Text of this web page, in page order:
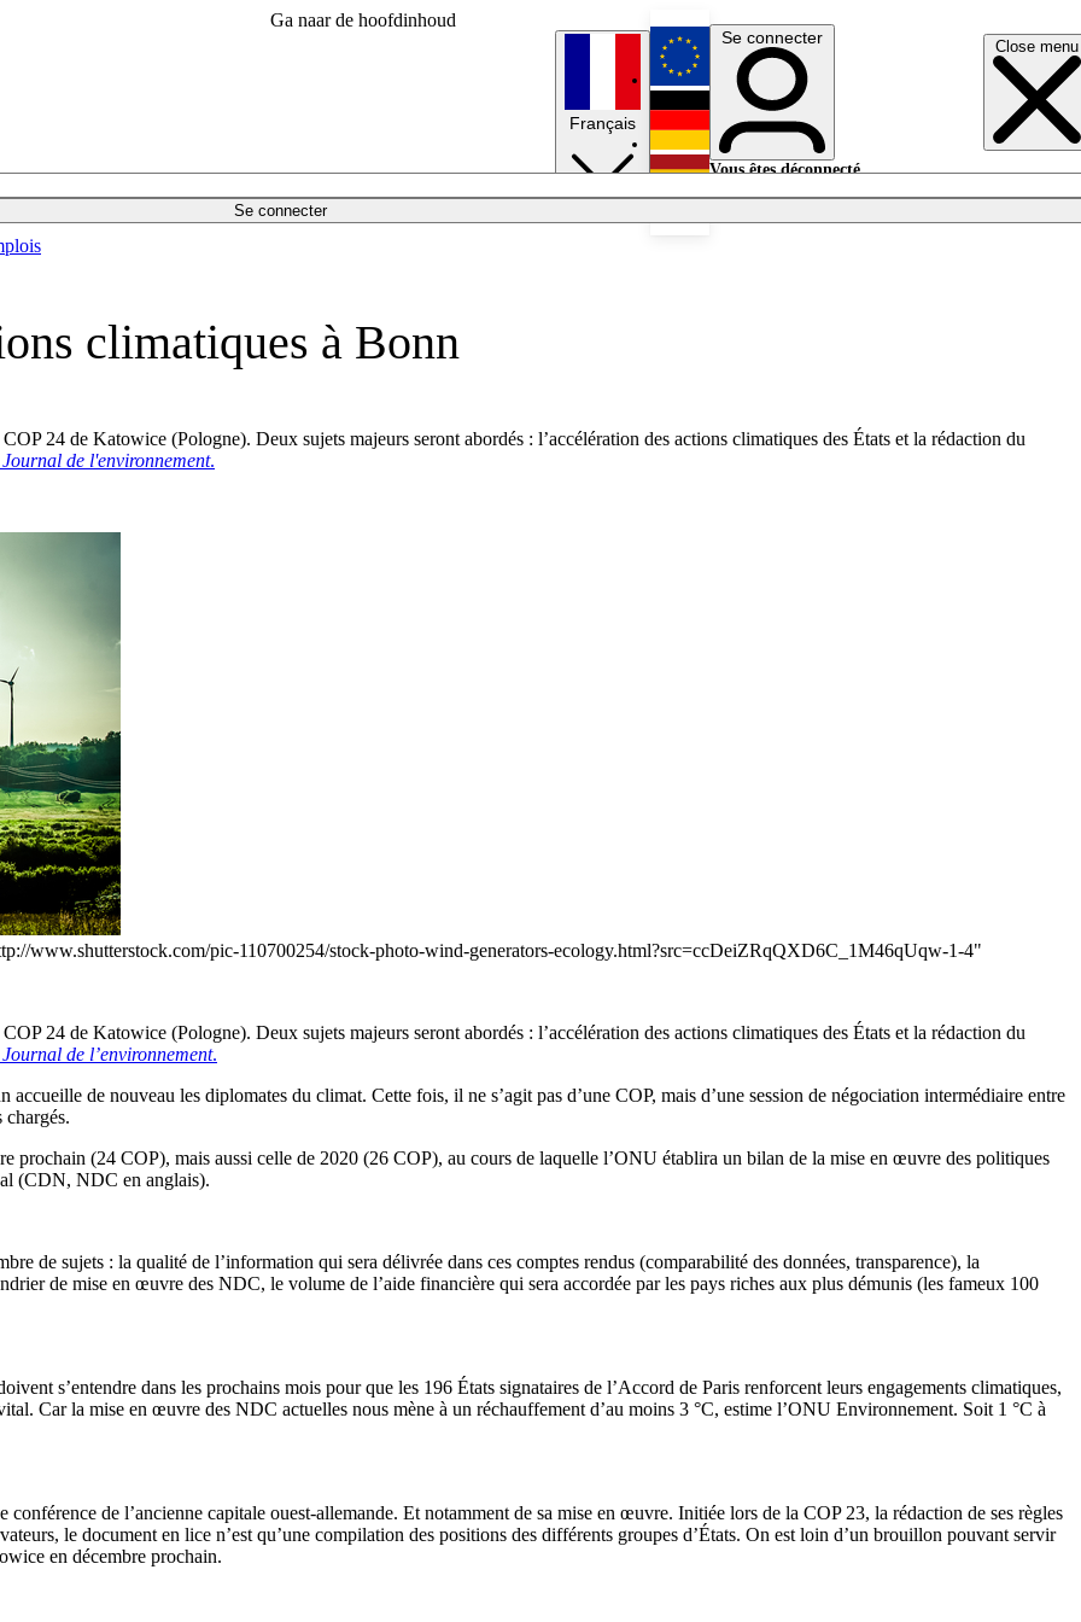
Ga naar de hoofdinhoud
Close menu
Se connecter
Français
English
Deutsch
Se connecter
Vous êtes déconnecté.
climatiques à Bonn
24 de Katowice (Pologne). Deux sujets majeurs seront abordés : l’accélération des actions climatiques des États et la rédaction du
Journal de l'environnement.
www.shutterstock.com/pic-110700254/stock-photo-wind-generators-ecology.html?src=ccDeiZRqQXD6C_1M46qUqw-1-4"
24 de Katowice (Pologne). Deux sujets majeurs seront abordés : l’accélération des actions climatiques des États et la rédaction du
Journal de l’environnement.
de nouveau les diplomates du climat. Cette fois, il ne s’agit pas d’une COP, mais d’une session de négociation intermédiaire entre
chargés.
prochain (24 COP), mais aussi celle de 2020 (26 COP), au cours de laquelle l’ONU établira un bilan de la mise en œuvre des politiques
(CDN, NDC en anglais).
de sujets : la qualité de l’information qui sera délivrée dans ces comptes rendus (comparabilité des données, transparence), la
de mise en œuvre des NDC, le volume de l’aide financière qui sera accordée par les pays riches aux plus démunis (les fameux 100
s’entendre dans les prochains mois pour que les 196 États signataires de l’Accord de Paris renforcent leurs engagements climatiques,
Car la mise en œuvre des NDC actuelles nous mène à un réchauffement d’au moins 3 °C, estime l’ONU Environnement. Soit 1 °C à
conférence de l’ancienne capitale ouest-allemande. Et notamment de sa mise en œuvre. Initiée lors de la COP 23, la rédaction de ses règles
le document en lice n’est qu’une compilation des positions des différents groupes d’États. On est loin d’un brouillon pouvant servir
en décembre prochain.